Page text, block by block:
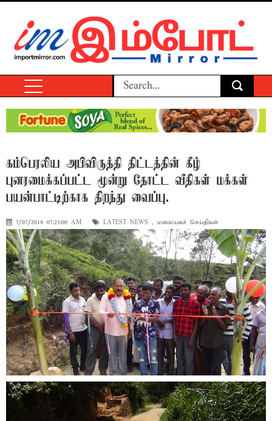
கம்பெரலிய அபிவிருத்தி திட்டத்தின் கீழ்
புனரமைக்கப்பட்ட மூன்று தோட்ட வீதிகள் மக்கள்
பயன்பாட்டிற்காக திறந்து வைப்பு.
7/07/2019 07:23:00 AM LATEST NEWS , மலையகச் செய்திகள்